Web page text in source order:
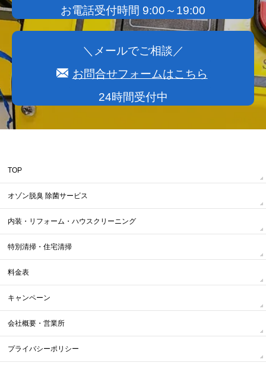
お電話受付時間 9:00～19:00
＼メールでご相談／
お問合せフォームはこちら
24時間受付中
TOP
オゾン脱臭 除菌サービス
内装・リフォーム・ハウスクリーニング
特別清掃・住宅清掃
料金表
キャンペーン
会社概要・営業所
プライバシーポリシー